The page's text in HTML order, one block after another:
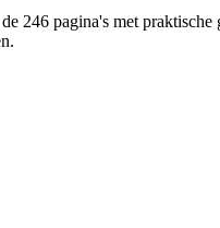
246 pagina's met praktische